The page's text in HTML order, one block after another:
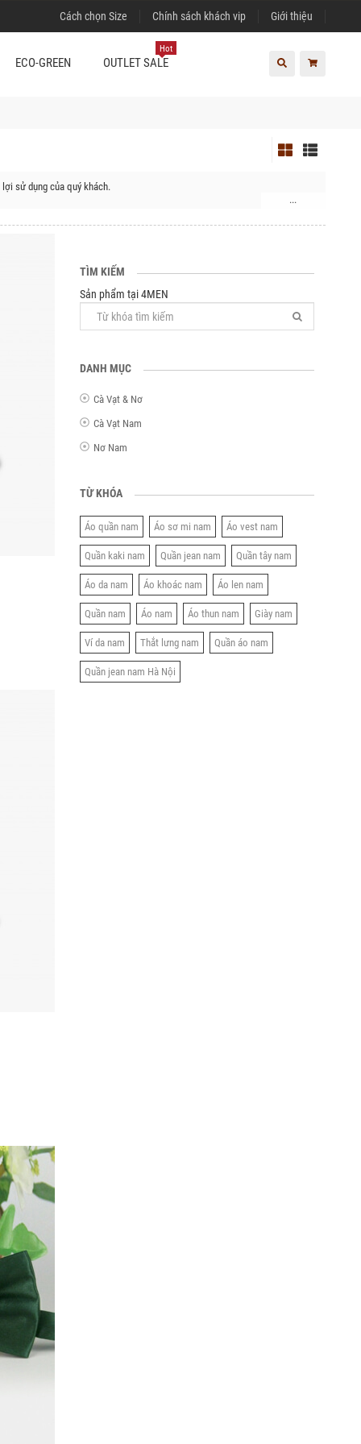
Cách chọn Size Chính sách khách vip Giới thiệu
ECO-GREEN OUTLET SALE
Hot
sử dụng của quý khách.
...
TÌM KIẾM
Sản phẩm tại 4MEN
DANH MỤC
Cà Vạt & Nơ
Cà Vạt Nam
Nơ Nam
TỪ KHÓA
Áo quần nam Áo sơ mi nam Áo vest nam
Quần kaki nam Quần jean nam Quần tây nam
Áo da nam Áo khoác nam Áo len nam
Quần nam Áo nam Áo thun nam Giày nam
Ví da nam Thắt lưng nam Quần áo nam
Quần jean nam Hà Nội